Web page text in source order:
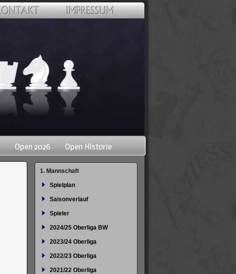
Open 2026 Open Historie
Navigation
1. Mannschaft
Spielplan
Saisonverlauf
Spieler
2024/25 Oberliga BW
2023/24 Oberliga
2022/23 Oberliga
2021/22 Oberliga